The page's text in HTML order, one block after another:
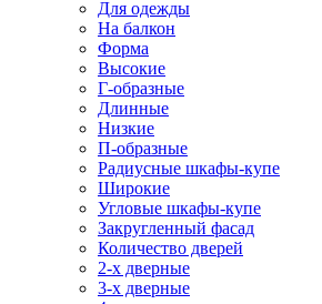
Для одежды
На балкон
Форма
Высокие
Г-образные
Длинные
Низкие
П-образные
Радиусные шкафы-купе
Широкие
Угловые шкафы-купе
Закругленный фасад
Количество дверей
2-х дверные
3-х дверные